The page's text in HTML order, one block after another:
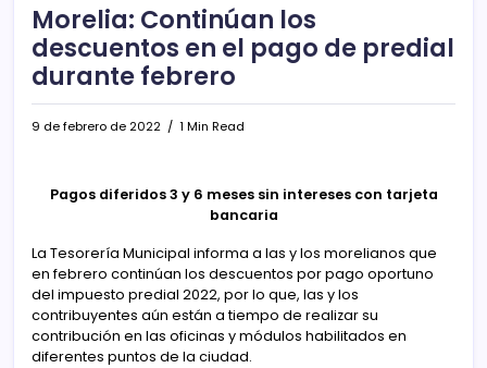
Morelia: Continúan los
descuentos en el pago de predial
durante febrero
9 de febrero de 2022 1 Min Read
Pagos diferidos 3 y 6 meses sin intereses con tarjeta
bancaria
La Tesorería Municipal informa a las y los morelianos que
en febrero continúan los descuentos por pago oportuno
del impuesto predial 2022, por lo que, las y los
contribuyentes aún están a tiempo de realizar su
contribución en las oficinas y módulos habilitados en
diferentes puntos de la ciudad.